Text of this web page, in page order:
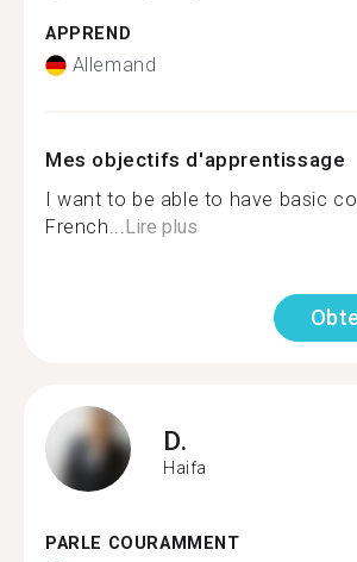
APPREND
Allemand
Mes objectifs d'apprentissage
I want to be able to have basic
French...Lire plus
D.
Haifa
PARLE COURAMMENT